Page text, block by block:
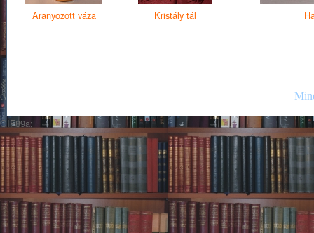
Aranyozott váza Kristály tál
GIF89a;